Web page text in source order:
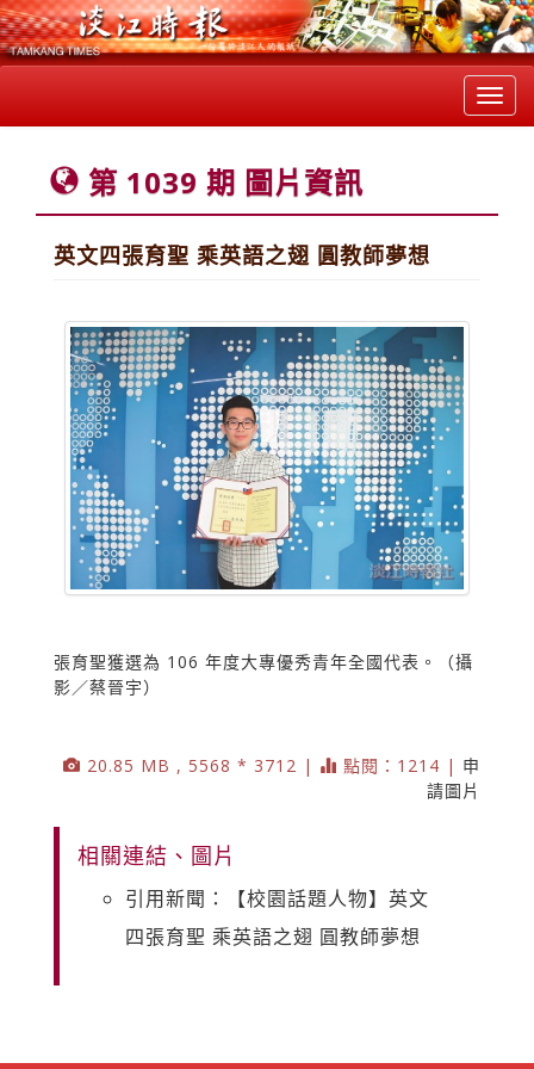
第 1039 期 圖片資訊
英文四張育聖 乘英語之翅 圓教師夢想
張育聖獲選為 106 年度大專優秀青年全國代表。（攝
影／蔡晉宇）
20.85 MB , 5568 * 3712 | 點閱：1214 | 申
請圖片
相關連結、圖片
引用新聞：【校園話題人物】英文
四張育聖 乘英語之翅 圓教師夢想